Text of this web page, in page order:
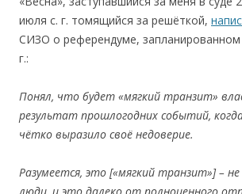
июля с. г. томящийся за решёткой,
СИЗО о референдуме,
г.:
Понял, что будет «мягкий транзит» вла
результат прошлогодних событий, к
чётко выразило своё недоверие.
Разумеется, это [«мягкий транзит»] –